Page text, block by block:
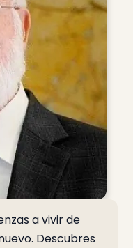
a vivir de
Descubres